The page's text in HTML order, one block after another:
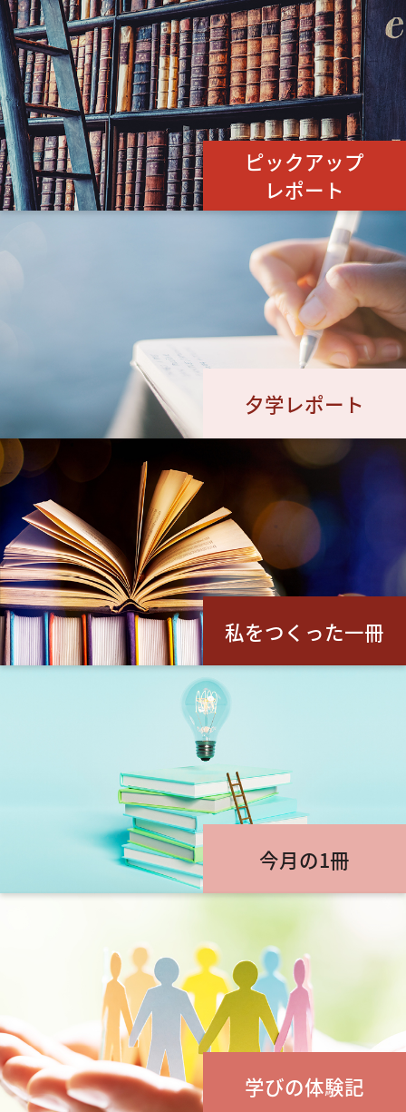
ピックアップ
レポート
夕学レポート
私をつくった一冊
今月の1冊
学びの体験記